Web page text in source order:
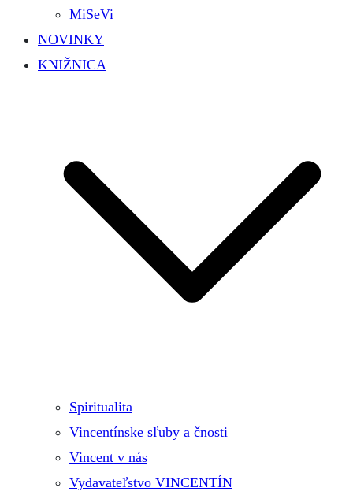
MiSeVi
NOVINKY
KNIŽNICA
Spiritualita
Vincentínske sľuby a čnosti
Vincent v nás
Vydavateľstvo VINCENTÍN